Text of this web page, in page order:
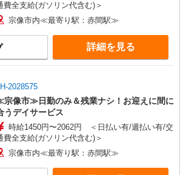
費全支給(ガソリン代含む)＞
宗像市内≪最寄り駅：赤間駅≫
詳細を見る
2028575
像市≫日勤のみ＆残業ナシ！お迎えに間に
うデイサービス
時給1450円〜2062円 ＜日払い有/週払い有/交
費全支給(ガソリン代含む)＞
宗像市内≪最寄り駅：赤間駅≫